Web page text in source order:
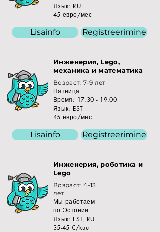
Язык: RU
45 евро/мес
Lisainfo Registreerimine
Инженерия, Lego,
механика и математика
Возраст: 7-9 лет
Пятница
Время: 17.30 - 19.00
Язык: EST
45 евро/мес
Lisainfo Registreerimine
Инженерия, роботика и
Lego
Возраст: 4-13
лет
Мы работаем
по Эстонии
Язык: EST, RU
35-45 €/kuu